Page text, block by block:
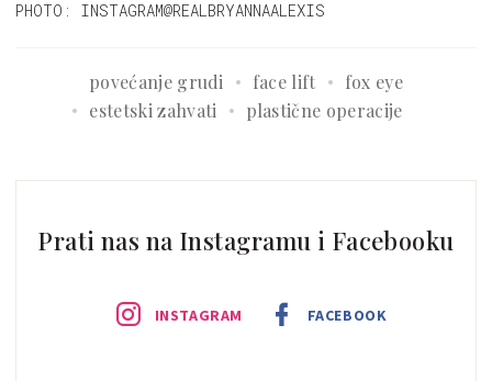
PHOTO: INSTAGRAM@REALBRYANNAALEXIS
povećanje grudi face lift
fox eye
estetski zahvati
plastične operacije
Prati nas na Instagramu i Facebooku
INSTAGRAM FACEBOOK